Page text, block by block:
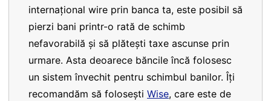
internațional wire prin banca ta, este posibil să
pierzi bani printr-o rată de schimb
nefavorabilă și să plătești taxe ascunse prin
urmare. Asta deoarece băncile încă folosesc
un sistem învechit pentru schimbul banilor. Îți
recomandăm să folosești Wise, care este de